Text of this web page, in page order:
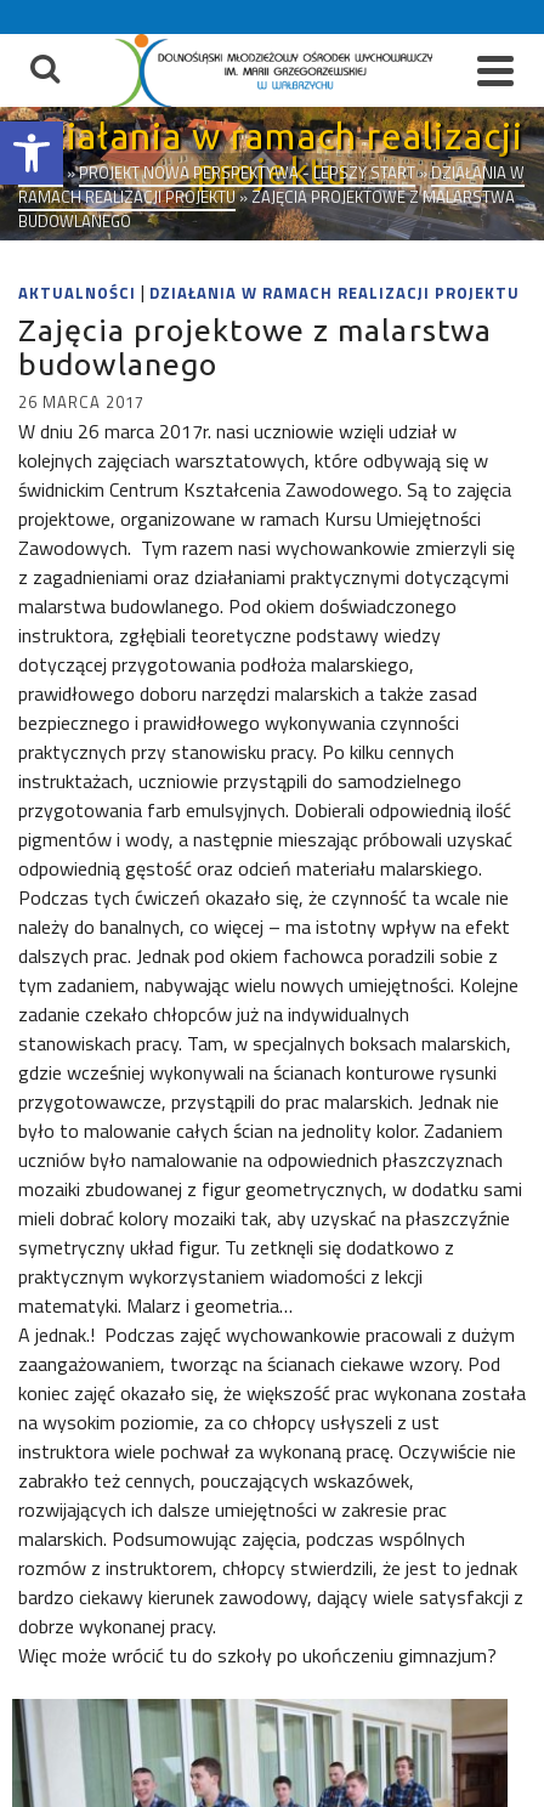
Otwórz pasek narzędzi
treści
Działania w ramach realizacji
projektu
START »PROJEKT NOWA PERSPEKTYWA - LEPSZY START»DZIAŁANIA W
RAMACH REALIZACJI PROJEKTU»ZAJĘCIA PROJEKTOWE Z MALARSTWA
BUDOWLANEGO
AKTUALNOŚCI | DZIAŁANIA W RAMACH REALIZACJI PROJEKTU
Zajęcia projektowe z malarstwa
budowlanego
26 MARCA 2017
W dniu 26 marca 2017r. nasi uczniowie wzięli udział w
kolejnych zajęciach warsztatowych, które odbywają się w
świdnickim Centrum Kształcenia Zawodowego. Są to zajęcia
projektowe, organizowane w ramach Kursu Umiejętności
Zawodowych. Tym razem nasi wychowankowie zmierzyli się
z zagadnieniami oraz działaniami praktycznymi dotyczącymi
malarstwa budowlanego. Pod okiem doświadczonego
instruktora, zgłębiali teoretyczne podstawy wiedzy
dotyczącej przygotowania podłoża malarskiego,
prawidłowego doboru narzędzi malarskich a także zasad
bezpiecznego i prawidłowego wykonywania czynności
praktycznych przy stanowisku pracy. Po kilku cennych
instruktażach, uczniowie przystąpili do samodzielnego
przygotowania farb emulsyjnych. Dobierali odpowiednią ilość
pigmentów i wody, a następnie mieszając próbowali uzyskać
odpowiednią gęstość oraz odcień materiału malarskiego.
Podczas tych ćwiczeń okazało się, że czynność ta wcale nie
należy do banalnych, co więcej – ma istotny wpływ na efekt
dalszych prac. Jednak pod okiem fachowca poradzili sobie z
tym zadaniem, nabywając wielu nowych umiejętności. Kolejne
zadanie czekało chłopców już na indywidualnych
stanowiskach pracy. Tam, w specjalnych boksach malarskich,
gdzie wcześniej wykonywali na ścianach konturowe rysunki
przygotowawcze, przystąpili do prac malarskich. Jednak nie
było to malowanie całych ścian na jednolity kolor. Zadaniem
uczniów było namalowanie na odpowiednich płaszczyznach
mozaiki zbudowanej z figur geometrycznych, w dodatku sami
mieli dobrać kolory mozaiki tak, aby uzyskać na płaszczyźnie
symetryczny układ figur. Tu zetknęli się dodatkowo z
praktycznym wykorzystaniem wiadomości z lekcji
matematyki. Malarz i geometria…
A jednak.! Podczas zajęć wychowankowie pracowali z dużym
zaangażowaniem, tworząc na ścianach ciekawe wzory. Pod
koniec zajęć okazało się, że większość prac wykonana została
na wysokim poziomie, za co chłopcy usłyszeli z ust
instruktora wiele pochwał za wykonaną pracę. Oczywiście nie
zabrakło też cennych, pouczających wskazówek,
rozwijających ich dalsze umiejętności w zakresie prac
malarskich. Podsumowując zajęcia, podczas wspólnych
rozmów z instruktorem, chłopcy stwierdzili, że jest to jednak
bardzo ciekawy kierunek zawodowy, dający wiele satysfakcji z
dobrze wykonanej pracy.
Więc może wrócić tu do szkoły po ukończeniu gimnazjum?